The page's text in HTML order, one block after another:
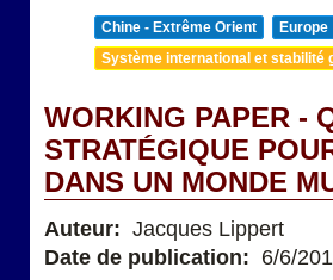
Chine - Extrême Orient
Europe
Système international et stabilité
WORKING PAPER -
STRATÉGIQUE
DANS UN MONDE
Auteur: Jacques Lippert
Date de publication: 6/6/